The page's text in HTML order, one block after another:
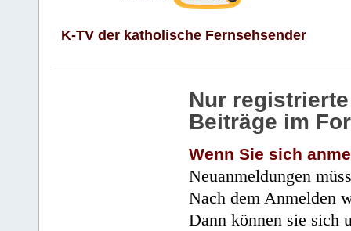
K-TV der katholische Fernsehsender
Nur
Beiträge im
Wenn Sie sich
Neuanmeldungen
Nach dem Anmelden
Dann können sie sich